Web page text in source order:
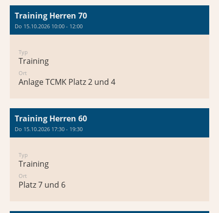
Training Herren 70
Do 15.10.2026 10:00 - 12:00
Typ
Training
Ort
Anlage TCMK Platz 2 und 4
Training Herren 60
Do 15.10.2026 17:30 - 19:30
Typ
Training
Ort
Platz 7 und 6